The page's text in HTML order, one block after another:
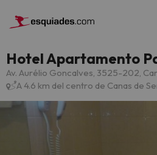
Hotel Apartamento
Av. Aurélio Goncalves, 3525-202,
A 4.6 km del centro de Canas de